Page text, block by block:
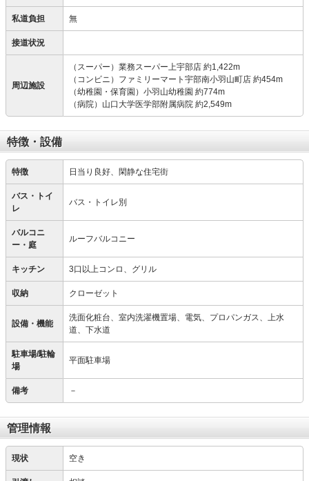
私道負担 無
接道状況
周辺施設
（スーパー）業務スーパー上宇部店 約1,422m
（コンビニ）ファミリーマート宇部南小羽山町店 約454m
（幼稚園・保育園）小羽山幼稚園 約774m
（病院）山口大学医学部附属病院 約2,549m
特徴・設備
特徴 日当り良好、閑静な住宅街
バス・トイ
レ
バス・トイレ別
バルコニ
ー・庭
ルーフバルコニー
キッチン 3口以上コンロ、グリル
収納 クローゼット
設備・機能
洗面化粧台、室内洗濯機置場、電気、プロパンガス、上水
道、下水道
駐車場/駐輪
場
平面駐車場
備考 －
管理情報
現状 空き